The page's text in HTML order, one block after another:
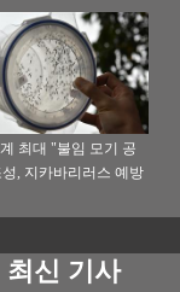
최대 "불임 모기 공
, 지카바리러스 예방
최신 기사